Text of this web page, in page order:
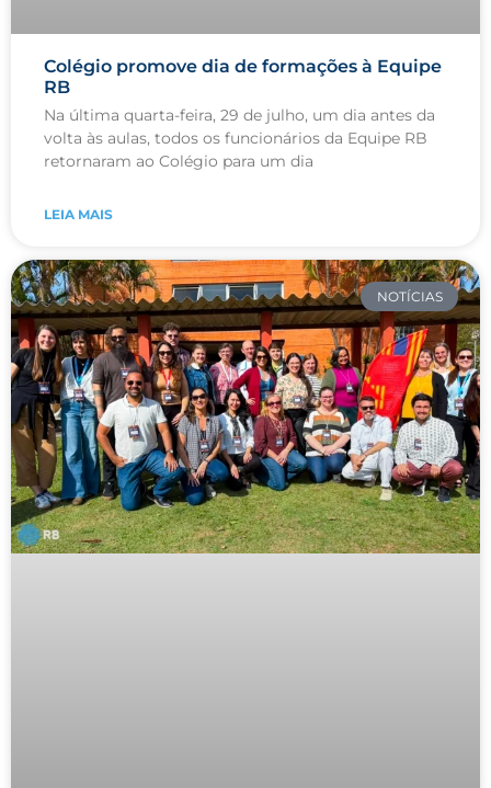
Colégio promove dia de formações à Equipe
RB
Na última quarta-feira, 29 de julho, um dia antes da
volta às aulas, todos os funcionários da Equipe RB
retornaram ao Colégio para um dia
LEIA MAIS
NOTÍCIAS